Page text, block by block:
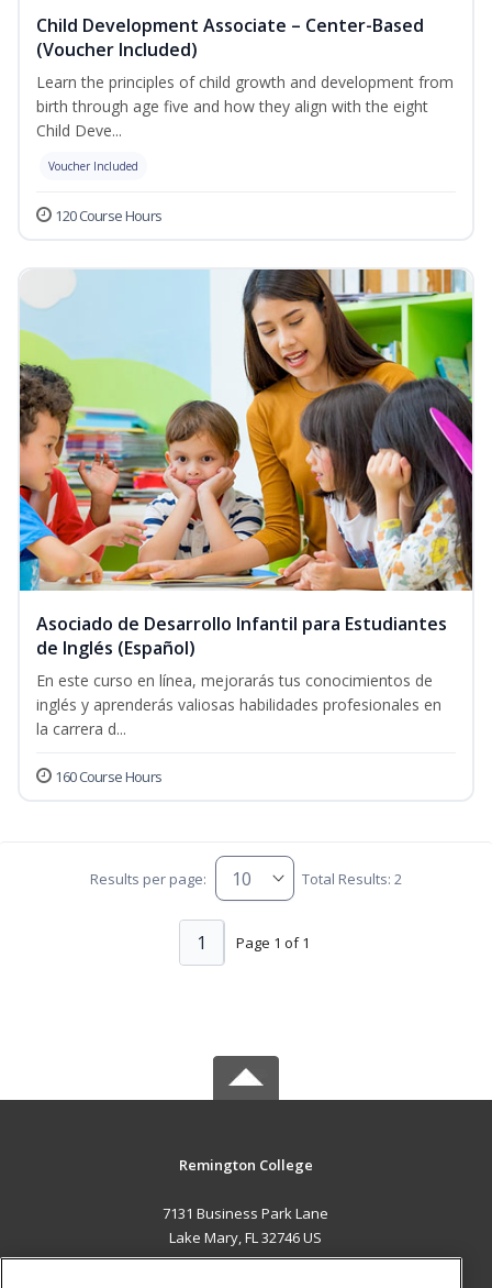
Child Development Associate – Center-Based
(Voucher Included)
Learn the principles of child growth and development from
birth through age five and how they align with the eight
Child Deve...
Voucher Included
120 Course Hours
Asociado de Desarrollo Infantil para Estudiantes
de Inglés (Español)
En este curso en línea, mejorarás tus conocimientos de
inglés y aprenderás valiosas habilidades profesionales en
la carrera d...
160 Course Hours
Results per page: Total Results: 2
Page 1 of 1
1
Remington College
7131 Business Park Lane
Lake Mary, FL 32746 US